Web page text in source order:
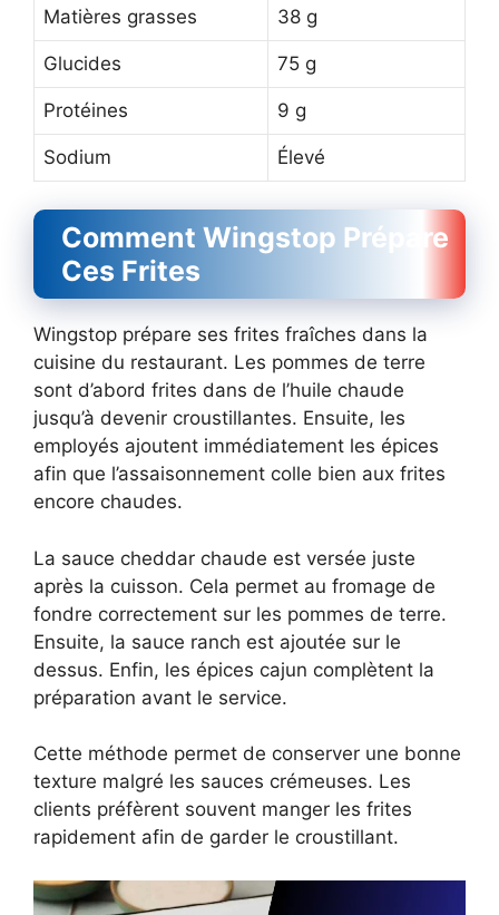
Matières grasses 38 g
Glucides 75 g
Protéines 9 g
Sodium Élevé
Comment Wingstop Prépare
Ces Frites
Wingstop prépare ses frites fraîches dans la
cuisine du restaurant. Les pommes de terre
sont d’abord frites dans de l’huile chaude
jusqu’à devenir croustillantes. Ensuite, les
employés ajoutent immédiatement les épices
afin que l’assaisonnement colle bien aux frites
encore chaudes.
La sauce cheddar chaude est versée juste
après la cuisson. Cela permet au fromage de
fondre correctement sur les pommes de terre.
Ensuite, la sauce ranch est ajoutée sur le
dessus. Enfin, les épices cajun complètent la
préparation avant le service.
Cette méthode permet de conserver une bonne
texture malgré les sauces crémeuses. Les
clients préfèrent souvent manger les frites
rapidement afin de garder le croustillant.